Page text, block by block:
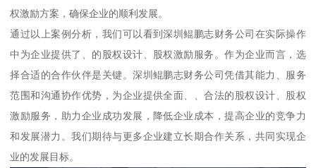
权激励方案，确保企业的顺利发展。
通过以上案例分析，我们可以看到深圳鲲鹏志财务公司在实际操作
中为企业提供了、的股权设计、股权激励服务。作为企业而言，选
择合适的合作伙伴是关键。深圳鲲鹏志财务公司凭借其能力、服务
范围和沟通协作优势，为企业提供全面、、合法的股权设计、股权
激励服务，助力企业成功发展，降低企业成本，提高企业的竞争力
和发展潜力。我们期待与更多企业建立长期合作关系，共同实现企
业的发展目标。